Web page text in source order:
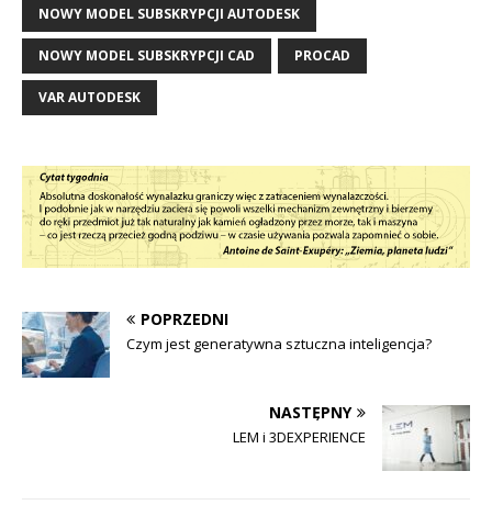
NOWY MODEL SUBSKRYPCJI AUTODESK
NOWY MODEL SUBSKRYPCJI CAD PROCAD
VAR AUTODESK
POPRZEDNI
Czym jest generatywna sztuczna inteligencja?
NASTĘPNY
LEM i 3DEXPERIENCE